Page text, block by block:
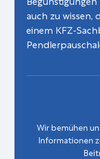
auch zu wissen,
einem KFZ-
Wir bemühen
Informationen